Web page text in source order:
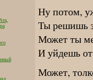
Ну потом,
Ты решишь
Может ты
И уйдешь
Может,